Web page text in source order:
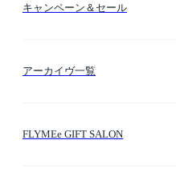
キャンペーン＆セール
アーカイヴ一覧
FLYMEe GIFT SALON